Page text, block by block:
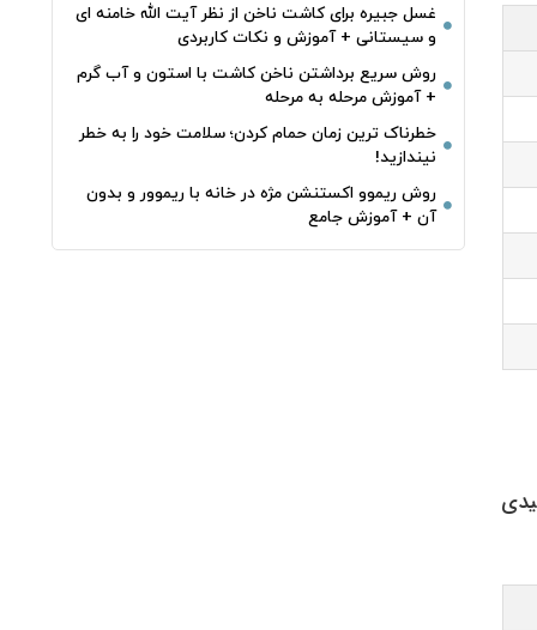
غسل جبیره برای کاشت ناخن از نظر آیت الله خامنه ای
و سیستانی + آموزش و نکات کاربردی
روش سریع برداشتن ناخن کاشت با استون و آب گرم
+ آموزش مرحله به مرحله
خطرناک‌ ترین زمان‌ حمام کردن؛ سلامت خود را به خطر
نیندازید!
روش ریموو اکستنشن مژه در خانه با ریموور و بدون
آن + آموزش جامع